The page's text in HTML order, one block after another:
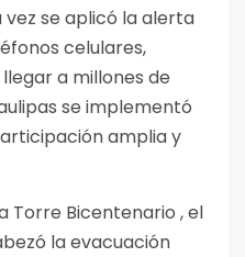
se aplicó la alerta
celulares,
a millones de
se implementó
amplia y
Torre Bicentenario , el
la evacuación